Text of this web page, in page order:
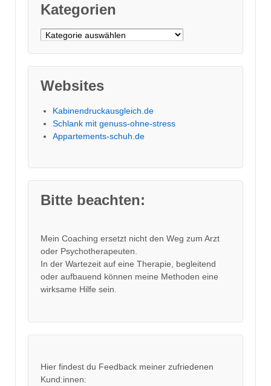
Kategorien
Kategorien
Websites
Kabinendruckausgleich.de
Schlank mit genuss-ohne-stress
Appartements-schuh.de
Bitte beachten:
Mein Coaching ersetzt nicht den Weg zum Arzt
oder Psychotherapeuten.
In der Wartezeit auf eine Therapie, begleitend
oder aufbauend können meine Methoden eine
wirksame Hilfe sein.
Hier findest du Feedback meiner zufriedenen
Kund:innen: